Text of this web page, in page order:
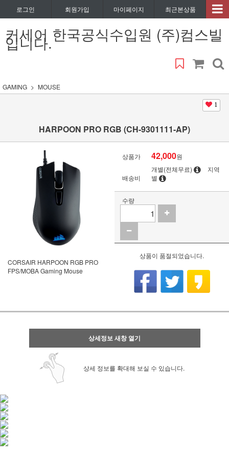
로그인 회원가입 마이페이지 최근본상품
커세어 한국공식수입원 (주)컴스빌
입니다.
GAMING MOUSE
1
HARPOON PRO RGB (CH-9301111-AP)
CORSAIR HARPOON RGB PRO
FPS/MOBA Gaming Mouse
상품가 42,000원
배송비
개별(전체무료)
지역
별
수량
상품이 품절되었습니다.
상세정보 새창 열기
상세 정보를 확대해 보실 수 있습니다.